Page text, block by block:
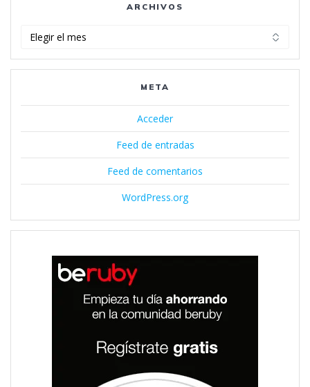
ARCHIVOS
META
Acceder
Feed de entradas
Feed de comentarios
WordPress.org